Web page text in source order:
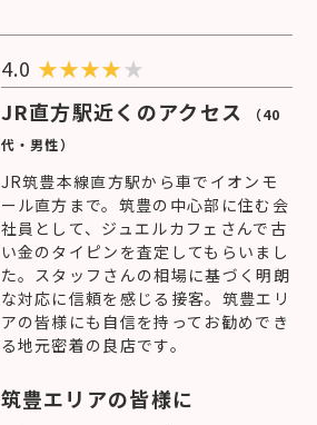
4.0 ★★★★★
JR直方駅近くのアクセス
（40
代・男性）
JR筑豊本線直方駅から車でイオンモ
ール直方まで。筑豊の中心部に住む会
社員として、ジュエルカフェさんで古
い金のタイピンを査定してもらいまし
た。スタッフさんの相場に基づく明朗
な対応に信頼を感じる接客。筑豊エリ
アの皆様にも自信を持ってお勧めでき
る地元密着の良店です。
筑豊エリアの皆様に